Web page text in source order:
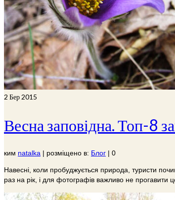
2 Бер 2015
Весна заповідна. Топ-8
ким natalka | розміщено в: Блог | 0
Навесні, коли пробуджується природа, туристи
раз на рік, і для фотографів важливо не прогавити